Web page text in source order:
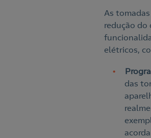
As
redução do
elétricos,
das